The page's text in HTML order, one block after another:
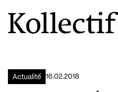
Aller à la page d'accueil
Logo Kollectif
Actualité 16.02.2018